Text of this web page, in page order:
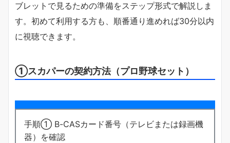
ブレットで見るための準備をステップ形式で解説しま
す。初めて利用する方も、順番通り進めれば30分以内
に視聴できます。
①スカパーの契約方法（プロ野球セット）
手順① B-CASカード番号（テレビまたは録画機
器）を確認